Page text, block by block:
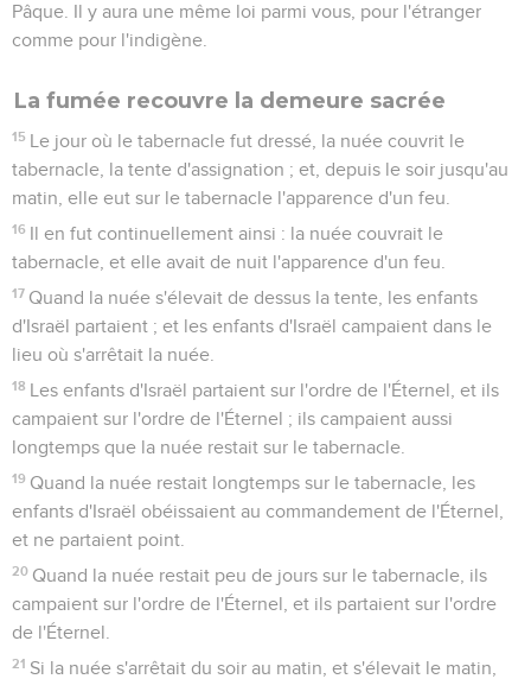
Pâque. Il y aura une même loi parmi vous, pour l'étranger
comme pour l'indigène.
La fumée recouvre la demeure sacrée
15 Le jour où le tabernacle fut dressé, la nuée couvrit le
tabernacle, la tente d'assignation ; et, depuis le soir jusqu'au
matin, elle eut sur le tabernacle l'apparence d'un feu.
16 Il en fut continuellement ainsi : la nuée couvrait le
tabernacle, et elle avait de nuit l'apparence d'un feu.
17 Quand la nuée s'élevait de dessus la tente, les enfants
d'Israël partaient ; et les enfants d'Israël campaient dans le
lieu où s'arrêtait la nuée.
18 Les enfants d'Israël partaient sur l'ordre de l'Éternel, et ils
campaient sur l'ordre de l'Éternel ; ils campaient aussi
longtemps que la nuée restait sur le tabernacle.
19 Quand la nuée restait longtemps sur le tabernacle, les
enfants d'Israël obéissaient au commandement de l'Éternel,
et ne partaient point.
20 Quand la nuée restait peu de jours sur le tabernacle, ils
campaient sur l'ordre de l'Éternel, et ils partaient sur l'ordre
de l'Éternel.
21 Si la nuée s'arrêtait du soir au matin, et s'élevait le matin,